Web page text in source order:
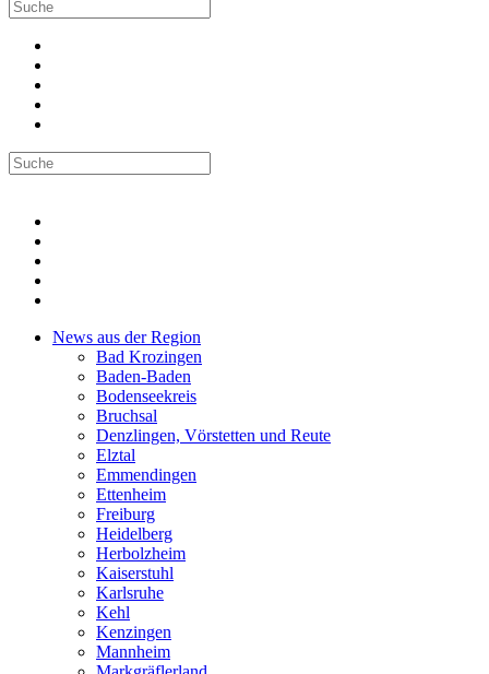
News aus der Region
Bad Krozingen
Baden-Baden
Bodenseekreis
Bruchsal
Denzlingen, Vörstetten und Reute
Elztal
Emmendingen
Ettenheim
Freiburg
Heidelberg
Herbolzheim
Kaiserstuhl
Karlsruhe
Kehl
Kenzingen
Mannheim